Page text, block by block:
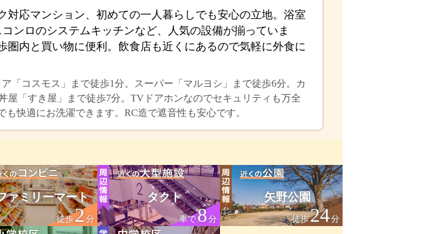
対応マンション、初めての一人暮らしでも安心の立地。浴室
ンロのシステムキッチンなど、人気の設備が揃っていま
圏内と買い物に便利。飲食店も近くにあるので気軽に外食に
「コスモス」まで徒歩1分。スーパー「マルヨシ」まで徒歩6分。カ
屋「すき屋」まで徒歩7分。TVドアホンなのでセキュリティも万全
快適にお洗濯できます。RC造で遮音性も安心です。
ァミリーマート
徒歩2分
タクト
車で8分
矢野公園
徒歩24分